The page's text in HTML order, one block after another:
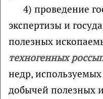
4) проведение
экспертизы и
полезных
техногенных
недр,
добычей полезных